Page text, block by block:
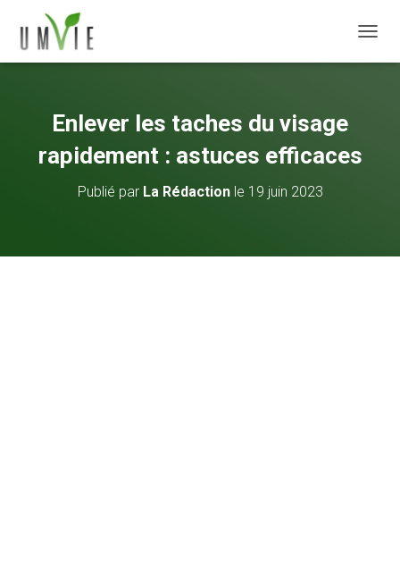
Enlever les taches du visage
rapidement : astuces efficaces
Publié par La Rédactionle 19 juin 2023